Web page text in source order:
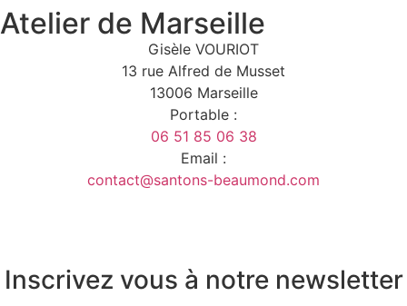
Atelier de Marseille
Gisèle VOURIOT
13 rue Alfred de Musset
13006 Marseille
Portable :
06 51 85 06 38
Email :
contact@santons-beaumond.com
Inscrivez vous à notre newsletter